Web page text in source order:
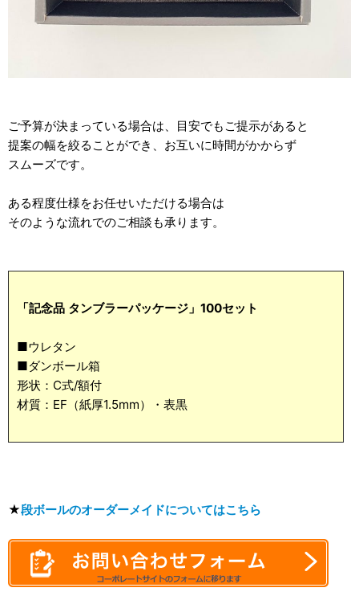
ご予算が決まっている場合は、目安でもご提示があると
提案の幅を絞ることができ、お互いに時間がかからず
スムーズです。
ある程度仕様をお任せいただける場合は
そのような流れでのご相談も承ります。
「記念品 タンブラーパッケージ」100セット
■ウレタン
■ダンボール箱
形状：C式/額付
材質：EF（紙厚1.5mm）・表黒
★段ボールのオーダーメイドについてはこちら